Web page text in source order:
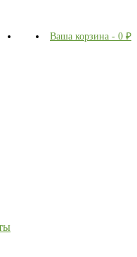
Ваша корзина - 0 ₽